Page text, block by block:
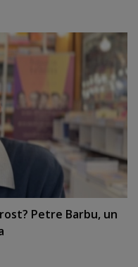
Petre Barbu, un